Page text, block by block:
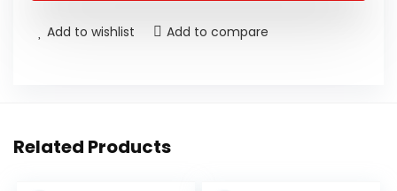
Add to wishlist Add to compare
Related Products